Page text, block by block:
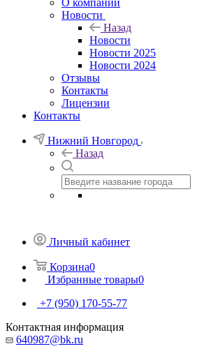
О компании
Новости
Назад
Новости
Новости 2025
Новости 2024
Отзывы
Контакты
Лицензии
Контакты
Нижний Новгород
Назад
Личный кабинет
Корзина0
Избранные товары0
+7 (950) 170-55-77
Контактная информация
640987@bk.ru